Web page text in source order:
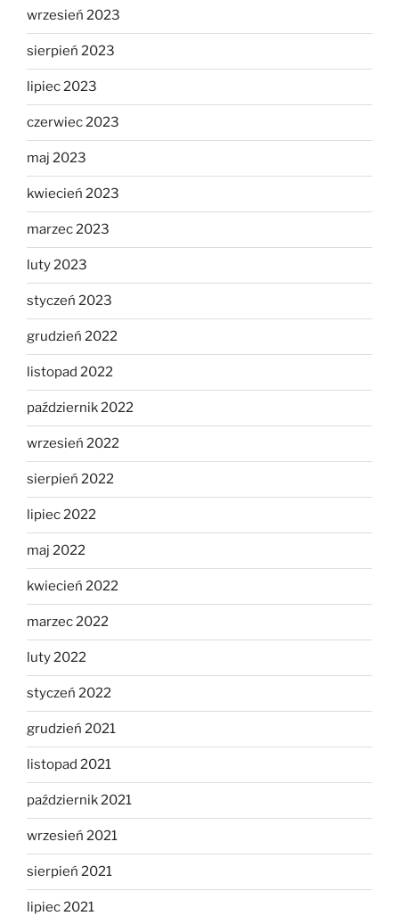
wrzesień 2023
sierpień 2023
lipiec 2023
czerwiec 2023
maj 2023
kwiecień 2023
marzec 2023
luty 2023
styczeń 2023
grudzień 2022
listopad 2022
październik 2022
wrzesień 2022
sierpień 2022
lipiec 2022
maj 2022
kwiecień 2022
marzec 2022
luty 2022
styczeń 2022
grudzień 2021
listopad 2021
październik 2021
wrzesień 2021
sierpień 2021
lipiec 2021